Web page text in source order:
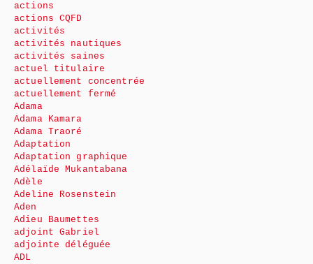
actions
actions CQFD
activités
activités nautiques
activités saines
actuel titulaire
actuellement concentrée
actuellement fermé
Adama
Adama Kamara
Adama Traoré
Adaptation
Adaptation graphique
Adélaïde Mukantabana
Adèle
Adeline Rosenstein
Aden
Adieu Baumettes
adjoint Gabriel
adjointe déléguée
ADL